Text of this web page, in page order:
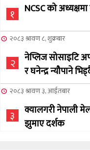
१ NCSC को अध्यक्षमा
२०८३ श्रावण ८, शुक्रबार
२
नेप्लिज सोसाइटि
र घनेन्द्र न्यौपाने
२०८३ श्रावण ३, आईतबार
३
क्यालगरी नेपाली
झुमाए दर्शक